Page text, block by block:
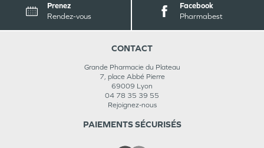
Prenez
Rendez-vous
Facebook
Pharmabest
CONTACT
Grande Pharmacie du Plateau
7, place Abbé Pierre
69009 Lyon
04 78 35 39 55
Rejoignez-nous
PAIEMENTS SÉCURISÉS